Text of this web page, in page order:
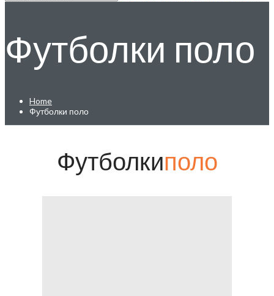
Футболки поло
Home
Футболки поло
Футболкиполо